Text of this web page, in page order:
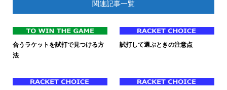
関連記事一覧
合うラケットを試打で見つける方
法
試打して選ぶときの注意点